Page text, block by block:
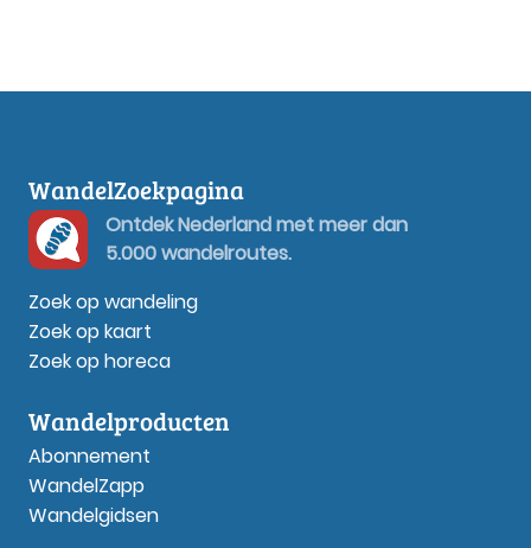
WandelZoekpagina
Ontdek Nederland met meer dan
5.000 wandelroutes.
Zoek op wandeling
Zoek op kaart
Zoek op horeca
Wandelproducten
Abonnement
WandelZapp
Wandelgidsen